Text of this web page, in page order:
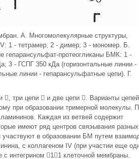
А. Многомолекулярные структуры,
1 - тетрамер; 2 - димер; 3 - мономер. Б.
гепарансульфат-протеогликаны БМК: 1 -
3 - ГСПГ 350 кДа (горизонтальные линии -
линии - гепарансульфатные цепи). Г.
, три цепи  и две цепи . Варианты
при образовании тримерной молекулы.
Каждая из ветвей содержит
имеют ряд центров свяэывания разных
участвуют в образовании БМ путем
с коллагеном IV (при участии еще
с интегрином 11 клеточной мембраны.